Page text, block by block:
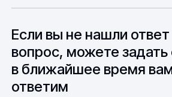
до 6 месяцев производства.
вопросы связанные с
международной логистикой.
Если вы не нашли ответ
вопрос, можете
в ближайшее время
ответим